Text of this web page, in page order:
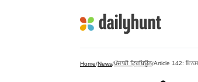
Home/News/ਪੰਜਾਬੀ ਟ੍ਰਿਬਿਊਨ/Article 142: